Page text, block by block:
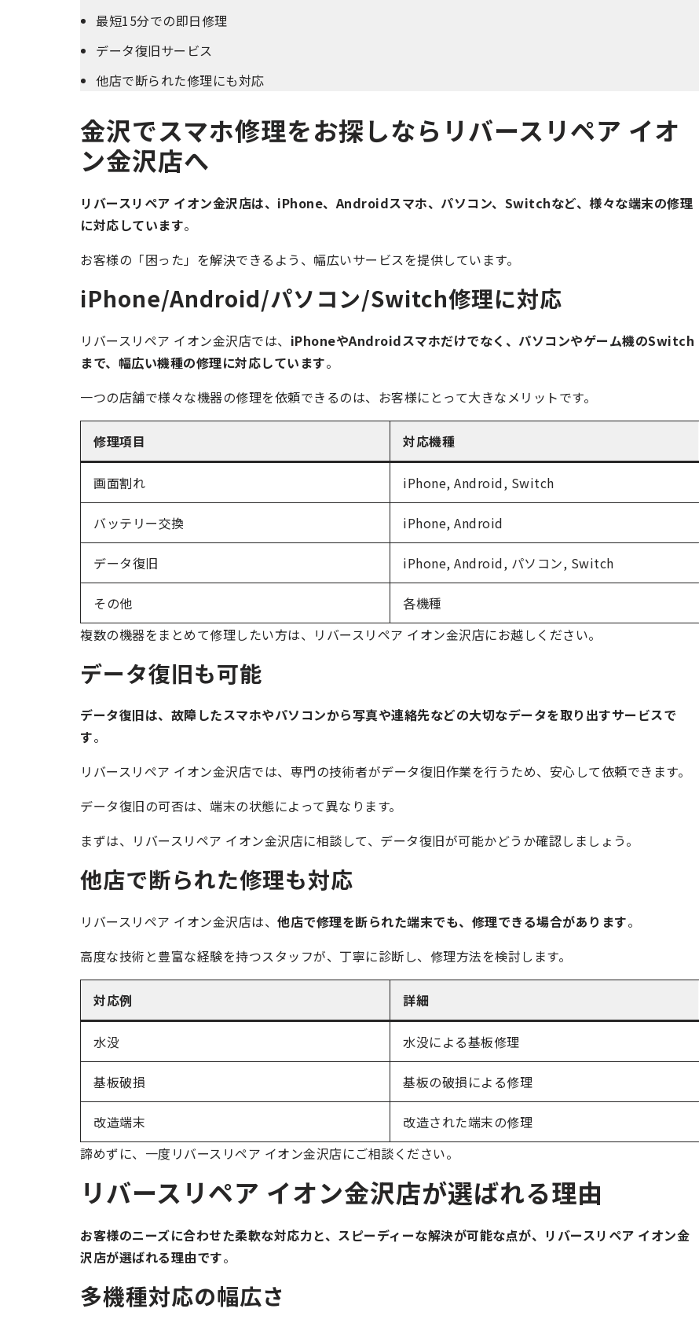
最短15分での即日修理
データ復旧サービス
他店で断られた修理にも対応
金沢でスマホ修理をお探しならリバースリペア イオ
ン金沢店へ
リバースリペア イオン金沢店は、iPhone、Androidスマホ、パソコン、Switchなど、様々な端末の修理
に対応しています。
お客様の「困った」を解決できるよう、幅広いサービスを提供しています。
iPhone/Android/パソコン/Switch修理に対応
リバースリペア イオン金沢店では、 iPhoneやAndroidスマホだけでなく、パソコンやゲーム機のSwitch
まで、幅広い機種の修理に対応しています。
一つの店舗で様々な機器の修理を依頼できるのは、お客様にとって大きなメリットです。
修理項目 対応機種
画面割れ iPhone, Android, Switch
バッテリー交換 iPhone, Android
データ復旧 iPhone, Android, パソコン, Switch
その他
各機種
複数の機器をまとめて修理したい方は、リバースリペア イオン金沢店にお越しください。
データ復旧も可能
データ復旧は、故障したスマホやパソコンから写真や連絡先などの大切なデータを取り出すサービスで
す。
リバースリペア イオン金沢店では、専門の技術者がデータ復旧作業を行うため、安心して依頼できます。
データ復旧の可否は、端末の状態によって異なります。
まずは、リバースリペア イオン金沢店に相談して、データ復旧が可能かどうか確認しましょう。
他店で断られた修理も対応
リバースリペア イオン金沢店は、 他店で修理を断られた端末でも、修理できる場合があります。
高度な技術と豊富な経験を持つスタッフが、丁寧に診断し、修理方法を検討します。
対応例 詳細
水没 水没による基板修理
基板破損 基板の破損による修理
改造端末
改造された端末の修理
諦めずに、一度リバースリペア イオン金沢店にご相談ください。
リバースリペア イオン金沢店が選ばれる理由
お客様のニーズに合わせた柔軟な対応力と、スピーディーな解決が可能な点が、リバースリペア イオン金
沢店が選ばれる理由です。
多機種対応の幅広さ